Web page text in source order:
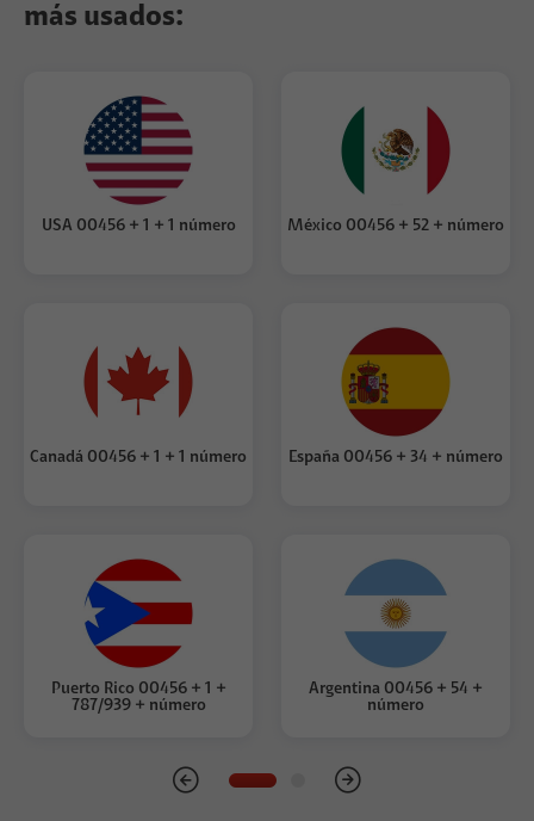
más usados:
USA 00456 + 1 + 1 número
Canadá 00456 + 1 + 1 número
Puerto Rico 00456 + 1 +
787/939 + número
México 00456 + 52 + número
España 00456 + 34 + número
Argentina 00456 + 54 +
número